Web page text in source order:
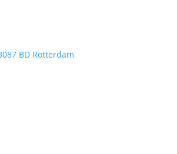
BD Rotterdam